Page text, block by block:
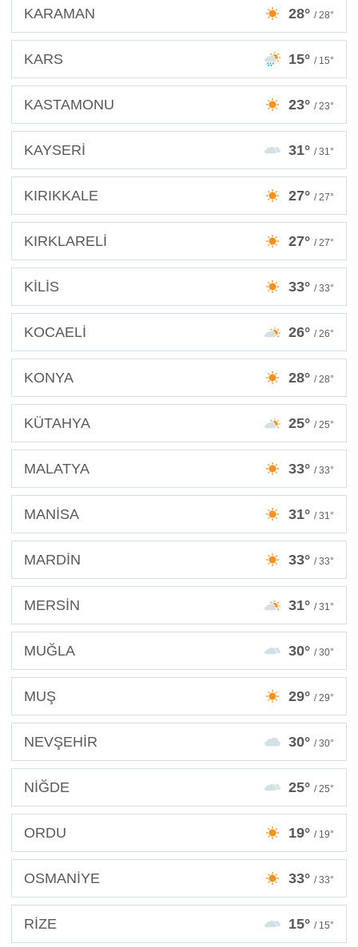
KARAMAN 28° / 28°
KARS 15° / 15°
KASTAMONU 23° / 23°
KAYSERİ 31° / 31°
KIRIKKALE 27° / 27°
KIRKLARELİ 27° / 27°
KİLİS 33° / 33°
KOCAELİ 26° / 26°
KONYA 28° / 28°
KÜTAHYA 25° / 25°
MALATYA 33° / 33°
MANİSA 31° / 31°
MARDİN 33° / 33°
MERSİN 31° / 31°
MUĞLA 30° / 30°
MUŞ 29° / 29°
NEVŞEHİR 30° / 30°
NİĞDE 25° / 25°
ORDU 19° / 19°
OSMANİYE 33° / 33°
RİZE 15° / 15°